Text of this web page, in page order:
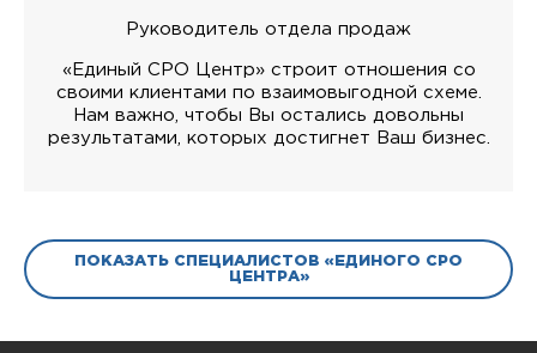
Руководитель отдела продаж
«Единый СРО Центр» строит отношения со
своими клиентами по взаимовыгодной схеме.
Нам важно, чтобы Вы остались довольны
результатами, которых достигнет Ваш бизнес.
ПОКАЗАТЬ СПЕЦИАЛИСТОВ «ЕДИНОГО СРО
ЦЕНТРА»